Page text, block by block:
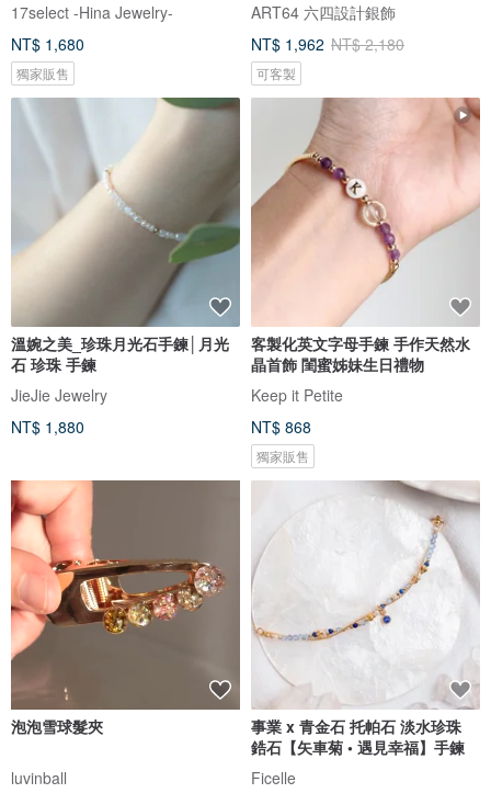
17select -Hina Jewelry-
NT$ 1,680
獨家販售
ART64 六四設計銀飾
NT$ 1,962 NT$ 2,180
可客製
溫婉之美_珍珠月光石手鍊│月光
石 珍珠 手鍊
JieJie Jewelry
NT$ 1,880
客製化英文字母手鍊 手作天然水
晶首飾 閨蜜姊妹生日禮物
Keep it Petite
NT$ 868
獨家販售
泡泡雪球髮夾
luvinball
事業 x 青金石 托帕石 淡水珍珠
鋯石【矢車菊 • 遇見幸福】手鍊
Ficelle